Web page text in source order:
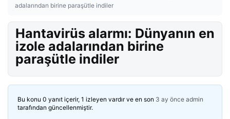
adalarından birine paraşütle indiler
Hantavirüs alarmı: Dünyanın en
izole adalarından birine
paraşütle indiler
Bu konu 0 yanıt içerir, 1 izleyen vardır ve en son 3 ay önce admin
tarafından güncellenmiştir.